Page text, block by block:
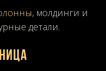
, молдинги и
детали.